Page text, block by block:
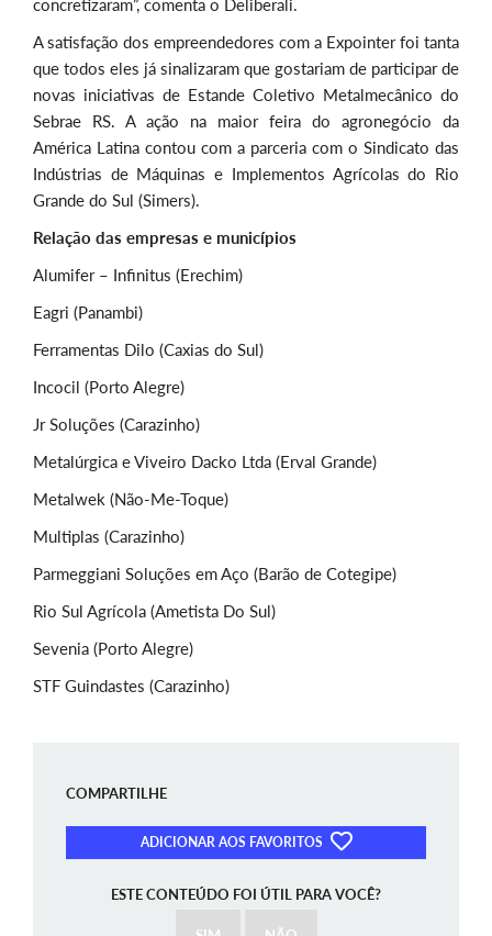
concretizaram”, comenta o Deliberali.
A satisfação dos empreendedores com a Expointer foi tanta
que todos eles já sinalizaram que gostariam de participar de
novas iniciativas de Estande Coletivo Metalmecânico do
Sebrae RS. A ação na maior feira do agronegócio da
América Latina contou com a parceria com o Sindicato das
Indústrias de Máquinas e Implementos Agrícolas do Rio
Grande do Sul (Simers).
Relação das empresas e municípios
Alumifer – Infinitus (Erechim)
Eagri (Panambi)
Ferramentas Dilo (Caxias do Sul)
Incocil (Porto Alegre)
Jr Soluções (Carazinho)
Metalúrgica e Viveiro Dacko Ltda (Erval Grande)
Metalwek (Não-Me-Toque)
Multiplas (Carazinho)
Parmeggiani Soluções em Aço (Barão de Cotegipe)
Rio Sul Agrícola (Ametista Do Sul)
Sevenia (Porto Alegre)
STF Guindastes (Carazinho)
COMPARTILHE
ADICIONAR AOS FAVORITOS
ESTE CONTEÚDO FOI ÚTIL PARA VOCÊ?